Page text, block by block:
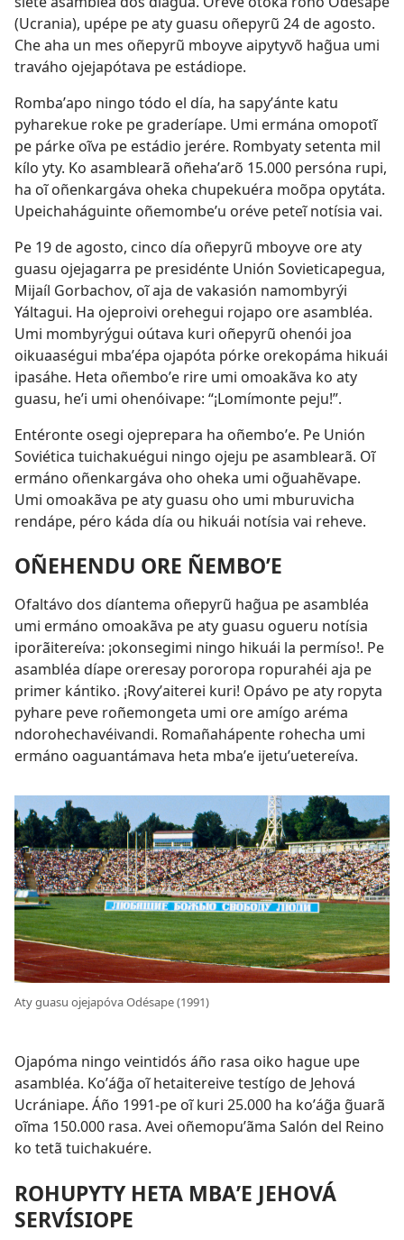
(Ucrania), upépe pe aty guasu oñepyrũ 24 de agosto.
Che aha un mes oñepyrũ mboyve aipytyvõ hag̃ua umi
traváho ojejapótava pe estádiope.
Rombaʼapo ningo tódo el día, ha sapyʼánte katu
pyharekue roke pe graderíape. Umi ermána omopotĩ
pe párke oĩva pe estádio jerére. Rombyaty setenta mil
kílo yty. Ko asamblearã oñehaʼarõ 15.000 persóna rupi,
ha oĩ oñenkargáva oheka chupekuéra moõpa opytáta.
Upeichaháguinte oñemombeʼu oréve peteĩ notísia vai.
Pe 19 de agosto, cinco día oñepyrũ mboyve ore aty
guasu ojejagarra pe presidénte Unión Sovieticapegua,
Mijaíl Gorbachov, oĩ aja de vakasión namombyrýi
Yáltagui. Ha ojeproivi orehegui rojapo ore asambléa.
Umi mombyrýgui oútava kuri oñepyrũ ohenói joa
oikuaaségui mbaʼépa ojapóta pórke orekopáma hikuái
ipasáhe. Heta oñemboʼe rire umi omoakãva ko aty
guasu, heʼi umi ohenóivape: “¡Lomímonte peju!”.
Entéronte osegi ojeprepara ha oñemboʼe. Pe Unión
Soviética tuichakuégui ningo ojeju pe asamblearã. Oĩ
ermáno oñenkargáva oho oheka umi og̃uahẽvape.
Umi omoakãva pe aty guasu oho umi mburuvicha
rendápe, péro káda día ou hikuái notísia vai reheve.
OÑEHENDU ORE ÑEMBOʼE
Ofaltávo dos díantema oñepyrũ hag̃ua pe asambléa
umi ermáno omoakãva pe aty guasu ogueru notísia
iporãitereíva: ¡okonsegimi ningo hikuái la permíso!. Pe
asambléa díape oreresay pororopa ropurahéi aja pe
primer kántiko. ¡Rovyʼaiterei kuri! Opávo pe aty ropyta
pyhare peve roñemongeta umi ore amígo aréma
ndorohechavéivandi. Romañahápente rohecha umi
ermáno oaguantámava heta mbaʼe ijetuʼuetereíva.
Aty guasu ojejapóva Odésape (1991)
Ojapóma ningo veintidós áño rasa oiko hague upe
asambléa. Koʼág̃a oĩ hetaitereive testígo de Jehová
Ucrániape. Áño 1991-pe oĩ kuri 25.000 ha koʼág̃a g̃uarã
oĩma 150.000 rasa. Avei oñemopuʼãma Salón del Reino
ko tetã tuichakuére.
ROHUPYTY HETA MBAʼE JEHOVÁ
SERVÍSIOPE